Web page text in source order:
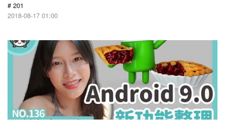
# 201
2018-08-17 01:00